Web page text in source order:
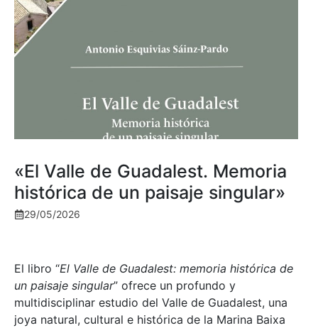
«El Valle de Guadalest. Memoria
histórica de un paisaje singular»
29/05/2026
El libro “El Valle de Guadalest: memoria histórica de
un paisaje singular” ofrece un profundo y
multidisciplinar estudio del Valle de Guadalest, una
joya natural, cultural e histórica de la Marina Baixa